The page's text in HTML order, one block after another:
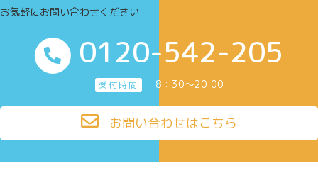
お気軽にお問い合わせください
0120-542-205
受付時間 8：30～20:00
お問い合わせはこちら